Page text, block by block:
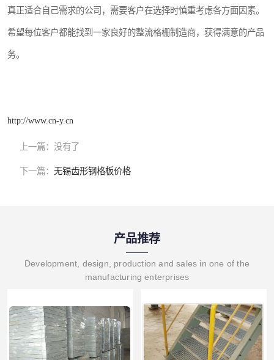
真正适合自己需求的公司，需要客户在选择时慎重考虑各方面因素。
希望每位客户都能找到一家良好的整流格栅制造商，获得满意的产品
务。
http://www.cn-y.cn
上一篇： 没有了
下一篇： 无锡齿形钢格板价格
产品推荐
Development, design, production and sales in one of the
manufacturing enterprises